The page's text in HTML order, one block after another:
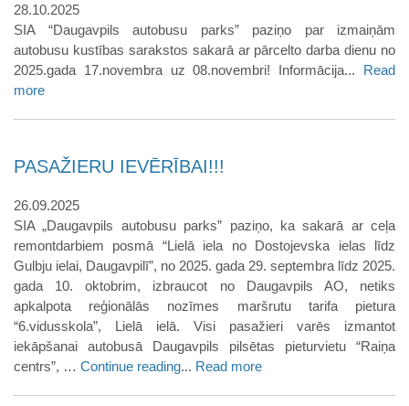
28.10.2025
SIA “Daugavpils autobusu parks” paziņo par izmaiņām
autobusu kustības sarakstos sakarā ar pārcelto darba dienu no
2025.gada 17.novembra uz 08.novembri! Informācija... Read
more
PASAŽIERU IEVĒRĪBAI!!!
26.09.2025
SIA „Daugavpils autobusu parks” paziņo, ka sakarā ar ceļa
remontdarbiem posmā “Lielā iela no Dostojevska ielas līdz
Gulbju ielai, Daugavpilī”, no 2025. gada 29. septembra līdz 2025.
gada 10. oktobrim, izbraucot no Daugavpils AO, netiks
apkalpota reģionālās nozīmes maršrutu tarifa pietura
“6.vidusskola”, Lielā ielā. Visi pasažieri varēs izmantot
iekāpšanai autobusā Daugavpils pilsētas pieturvietu “Raiņa
centrs”, … Continue reading... Read more